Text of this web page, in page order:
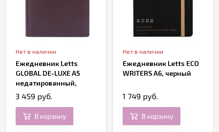
Нет в наличии
Ежедневник Letts
GLOBAL DE-LUXE A5
недатированный,
позолоченный срез,
бургунди
3 459 руб.
В корзину
Нет в наличии
Ежедневник Letts ECO
WRITERS A6, черный
1 749 руб.
В корзину